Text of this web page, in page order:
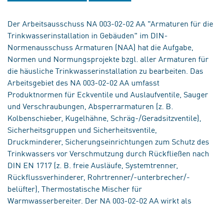
Der Arbeitsausschuss NA 003-02-02 AA "Armaturen für die
Trinkwasserinstallation in Gebäuden" im DIN-
Normenausschuss Armaturen (NAA) hat die Aufgabe,
Normen und Normungsprojekte bzgl. aller Armaturen für
die häusliche Trinkwasserinstallation zu bearbeiten. Das
Arbeitsgebiet des NA 003-02-02 AA umfasst
Produktnormen für Eckventile und Auslaufventile, Sauger
und Verschraubungen, Absperrarmaturen (z. B.
Kolbenschieber, Kugelhähne, Schräg-/Geradsitzventile),
Sicherheitsgruppen und Sicherheitsventile,
Druckminderer, Sicherungseinrichtungen zum Schutz des
Trinkwassers vor Verschmutzung durch Rückfließen nach
DIN EN 1717 (z. B. freie Ausläufe, Systemtrenner,
Rückflussverhinderer, Rohrtrenner/-unterbrecher/-
belüfter), Thermostatische Mischer für
Warmwasserbereiter. Der NA 003-02-02 AA wirkt als